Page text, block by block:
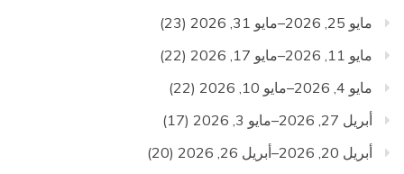
مايو 25, 2026–مايو 31, 2026
(23)
مايو 11, 2026–مايو 17, 2026
(22)
مايو 4, 2026–مايو 10, 2026
(22)
أبريل 27, 2026–مايو 3, 2026
(17)
أبريل 20, 2026–أبريل 26, 2026
(20)